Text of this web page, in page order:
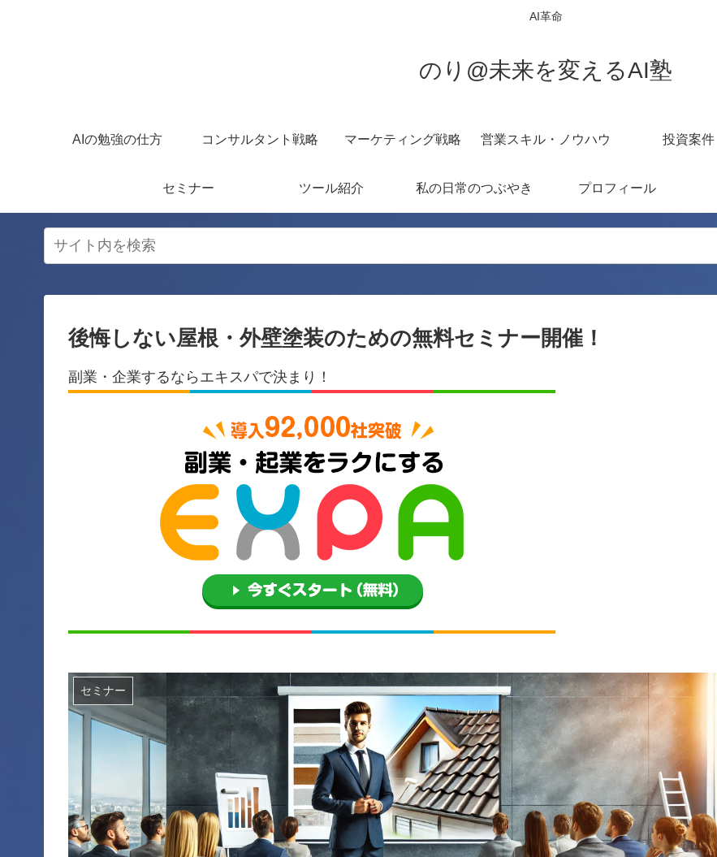
AI革命
のり@未来を変えるAI塾
AIの勉強の仕方 コンサルタント戦略 マーケティング戦略 営業スキル・ノウハウ 投資案件
セミナー ツール紹介 私の日常のつぶやき プロフィール
後悔しない屋根・外壁塗装のための無料セミナー開催！
副業・企業するならエキスパで決まり！
セミナー